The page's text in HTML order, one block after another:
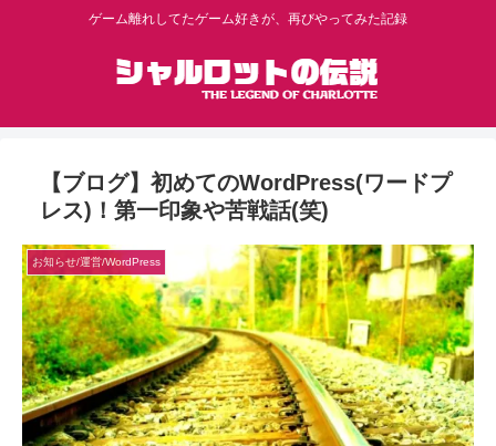
ゲーム離れしてたゲーム好きが、再びやってみた記録
【ブログ】初めてのWordPress(ワードプ
レス)！第一印象や苦戦話(笑)
お知らせ/運営/WordPress